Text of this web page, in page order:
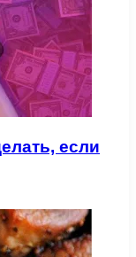
если